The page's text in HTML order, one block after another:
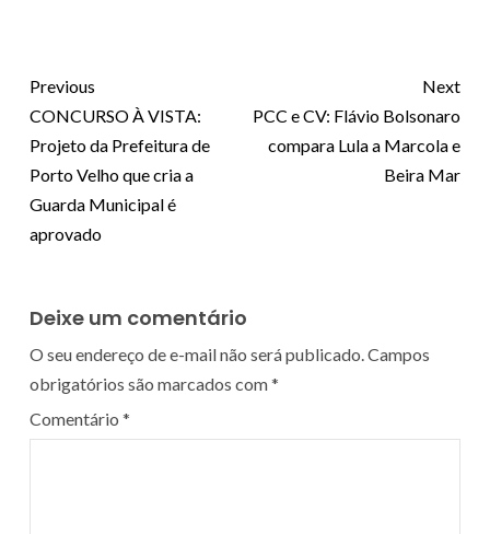
Previous
CONCURSO À VISTA:
Projeto da Prefeitura de
Porto Velho que cria a
Guarda Municipal é
aprovado
Next
PCC e CV: Flávio Bolsonaro
compara Lula a Marcola e
Beira Mar
Deixe um comentário
O seu endereço de e-mail não será publicado.Campos
obrigatórios são marcados com*
Comentário *